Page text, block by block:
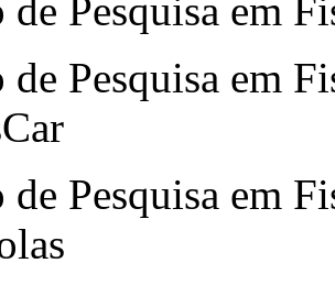
de Pesquisa em
de Pesquisa em
de Pesquisa em